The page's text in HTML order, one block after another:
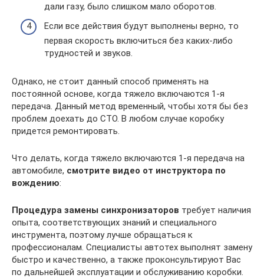
дали газу, было слишком мало оборотов.
Если все действия будут выполнены верно, то
первая скорость включиться без каких-либо
трудностей и звуков.
Однако, не стоит данный способ применять на
постоянной основе, когда тяжело включаются 1-я
передача. Данный метод временный, чтобы хотя бы без
проблем доехать до СТО. В любом случае коробку
придется ремонтировать.
Что делать, когда тяжело включаются 1-я передача на
автомобиле, смотрите видео от инструктора по
вождению:
Процедура замены синхронизаторов требует наличия
опыта, соответствующих знаний и специального
инструмента, поэтому лучше обращаться к
профессионалам. Специалисты автотех выполнят замену
быстро и качественно, а также проконсультируют Вас
по дальнейшей эксплуатации и обслуживанию коробки.